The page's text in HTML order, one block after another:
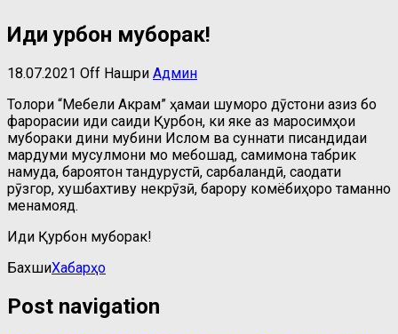
Иди Қурбон муборак!
18.07.2021 Off Нашри Админ
Толори “Мебели Акрам” ҳамаи шуморо дӯстони азиз бо
фарорасии иди саиди Қурбон, ки яке аз маросимҳои
мубораки дини мубини Ислом ва суннати писандидаи
мардуми мусулмони мо мебошад, самимона табрик
намуда, бароятон тандурустӣ, сарбаландӣ, саодати
рӯзгор, хушбахтиву некрӯзӣ, барору комёбиҳоро таманно
менамояд.
Иди Қурбон муборак!
БахшиХабарҳо
Post navigation